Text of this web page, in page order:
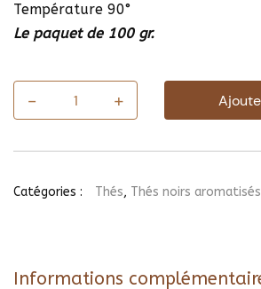
Température 90°
Le paquet de 100 gr.
-
quantité
de
Virginie
+
Catégories : Thés, Thés noirs aromatisés
Informations